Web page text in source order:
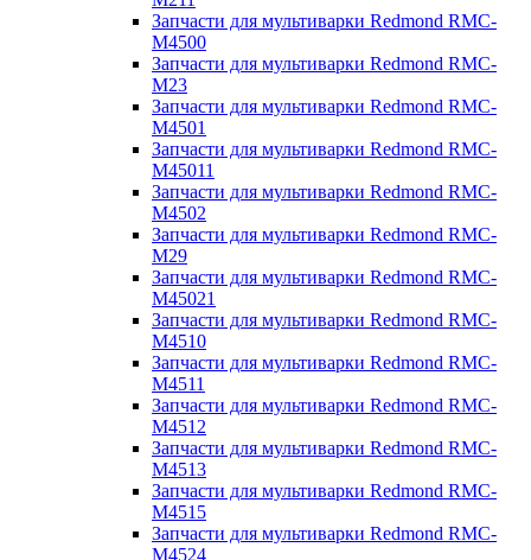
Запчасти для мультиварки Redmond RMC-
M4500
Запчасти для мультиварки Redmond RMC-
M23
Запчасти для мультиварки Redmond RMC-
M4501
Запчасти для мультиварки Redmond RMC-
M45011
Запчасти для мультиварки Redmond RMC-
M4502
Запчасти для мультиварки Redmond RMC-
M29
Запчасти для мультиварки Redmond RMC-
M45021
Запчасти для мультиварки Redmond RMC-
M4510
Запчасти для мультиварки Redmond RMC-
M4511
Запчасти для мультиварки Redmond RMC-
M4512
Запчасти для мультиварки Redmond RMC-
M4513
Запчасти для мультиварки Redmond RMC-
M4515
Запчасти для мультиварки Redmond RMC-
M4524